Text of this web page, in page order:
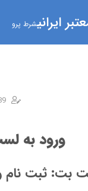
ایرانیشرط پرو
ورود به
بت: ثبت نام